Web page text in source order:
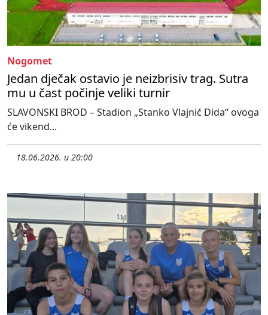
Nogomet
Jedan dječak ostavio je neizbrisiv trag. Sutra
mu u čast počinje veliki turnir
SLAVONSKI BROD – Stadion „Stanko Vlajnić Dida“ ovoga
će vikend...
18.06.2026. u 20:00